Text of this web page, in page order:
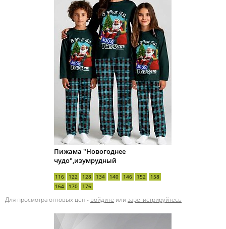
Пижама "Новогоднее
чудо",изумрудный
116 122 128 134 140 146 152
158
164
170 176
Для просмотра оптовых цен - войдите или зарегистрируйтесь